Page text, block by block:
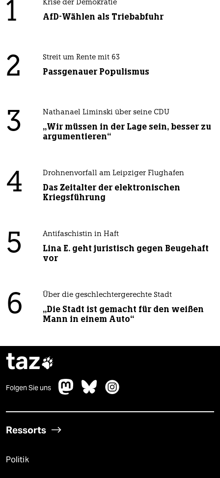
1 Krise der Demokratie
AfD-Wählen als Triebabfuhr
2 Streit um Rente mit 63
Passgenauer Populismus
3 Nathanael Liminski über seine CDU
„Wir müssen in der Lage sein, besser zu
argumentieren“
4 Drohnenvorfall am Leipziger Flughafen
Das Zeitalter der elektronischen
Kriegsführung
5 Antifaschistin in Haft
Lina E. geht juristisch gegen Beugehaft
vor
6 Über die geschlechtergerechte Stadt
„Die Stadt ist gemacht für den weißen
Mann in einem Auto“
taz
Folgen Sie uns
Ressorts
Politik